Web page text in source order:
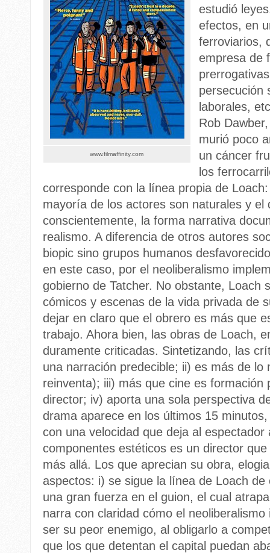
www.filmaffinity.com
estudió
efectos, en
ferroviarios,
empresa de
persecución
laborales,
Rob
murió poco
un cáncer
los
corresponde con la línea propia de
mayoría de los actores son naturales y el
conscientemente, la forma narrativa
realismo. A diferencia de otros autores
biopic sino grupos humanos
en este caso, por el neoliberalismo
gobierno de Tatcher. No obstante, Loach
cómicos y escenas de la vida privada de
dejar en claro que el obrero es más que
trabajo. Ahora bien, las obras de Loach,
duramente criticadas. Sintetizando, las
una narración predecible; ii) es más de lo
reinventa); iii) más que cine es formación
director; iv) aporta una sola perspectiva
drama aparece en los últimos 15
con una velocidad que deja al
componentes estéticos es un director
más allá. Los que aprecian su obra,
aspectos: i) se sigue la línea de Loach
una gran fuerza en el guion, el cual
narra con claridad cómo el
ser su peor enemigo, al obligarlo a
que los que detentan el capital puedan